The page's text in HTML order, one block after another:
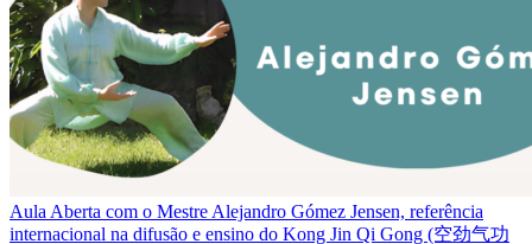
Aula Aberta com o Mestre Alejandro Gómez Jensen, referência
internacional na difusão e ensino do Kong Jin Qi Gong (空劲气功